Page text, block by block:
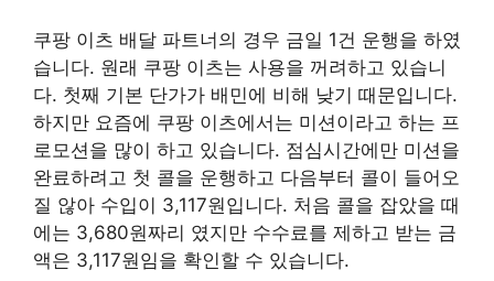
쿠팡 이츠 배달 파트너의 경우 금일 1건 운행을 하였
습니다. 원래 쿠팡 이츠는 사용을 꺼려하고 있습니
다. 첫째 기본 단가가 배민에 비해 낮기 때문입니다.
하지만 요즘에 쿠팡 이츠에서는 미션이라고 하는 프
로모션을 많이 하고 있습니다. 점심시간에만 미션을
완료하려고 첫 콜을 운행하고 다음부터 콜이 들어오
질 않아 수입이 3,117원입니다. 처음 콜을 잡았을 때
에는 3,680원짜리 였지만 수수료를 제하고 받는 금
액은 3,117원임을 확인할 수 있습니다.